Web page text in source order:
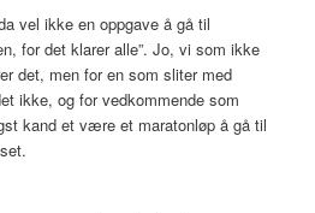
vel ikke en oppgave å gå til
for det klarer alle”. Jo, vi som ikke
det, men for en som sliter med
ikke, og for vedkommende som
kand et være et maratonløp å gå til